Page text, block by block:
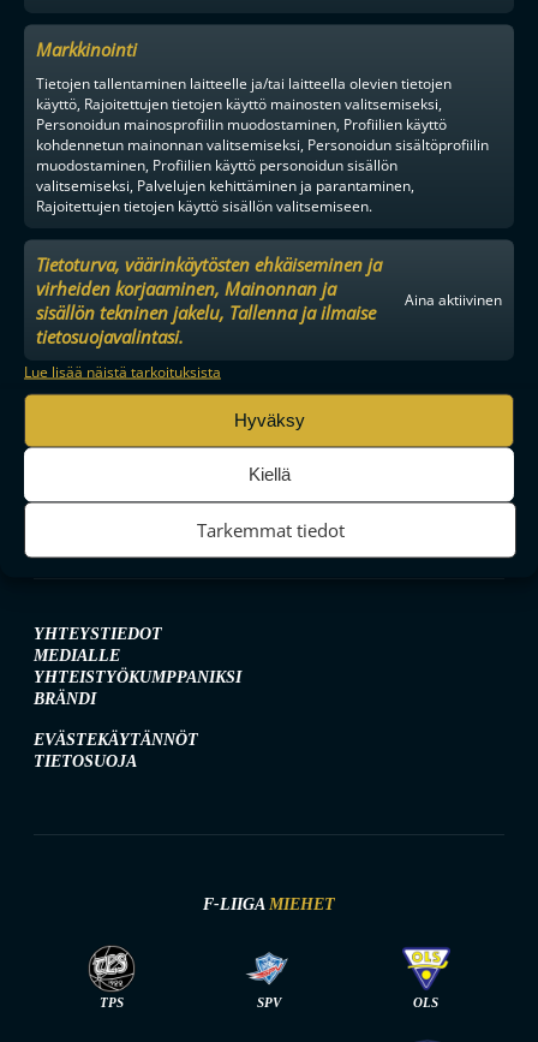
Markkinointi
Tietojen tallentaminen laitteelle ja/tai laitteella olevien tietojen
käyttö, Rajoitettujen tietojen käyttö mainosten valitsemiseksi,
Personoidun mainosprofiilin muodostaminen, Profiilien käyttö
kohdennetun mainonnan valitsemiseksi, Personoidun sisältöprofiilin
muodostaminen, Profiilien käyttö personoidun sisällön
valitsemiseksi, Palvelujen kehittäminen ja parantaminen,
Rajoitettujen tietojen käyttö sisällön valitsemiseen.
Tietoturva, väärinkäytösten ehkäiseminen ja
virheiden korjaaminen, Mainonnan ja
sisällön tekninen jakelu, Tallenna ja ilmaise
tietosuojavalintasi.
Aina aktiivinen
Lue lisää näistä tarkoituksista
Hyväksy
Kiellä
Tarkemmat tiedot
MAAILMAN VIIHDYTTÄVINTÄ SALIBANDYA
SEURAA MEITÄ SOMESSA
YHTEYSTIEDOT
MEDIALLE
YHTEISTYÖKUMPPANIKSI
BRÄNDI
EVÄSTEKÄYTÄNNÖT
TIETOSUOJA
F-LIIGA MIEHET
TPS SPV OLS